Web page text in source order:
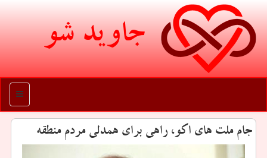
جاوید شو
منو
جام ملت های اكو، راهی برای همدلی مردم منطقه